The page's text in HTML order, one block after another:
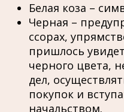
Белая коза –
Черная –
ссорах,
пришлось
черного цвета,
дел,
покупок и
начальством.